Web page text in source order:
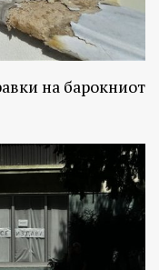
на барокниот